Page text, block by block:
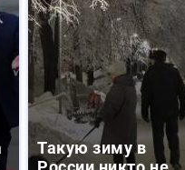
Такую зиму в